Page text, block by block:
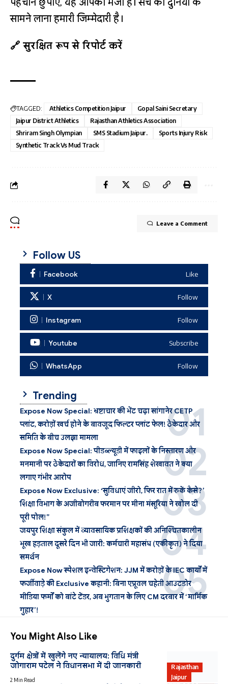
सामने लाना हमारी जिम्मेदारी है।
🔗 सुरक्षित रूप से रिपोर्ट करें
TAGGED: Athletics Competition Jaipur
Gopal Saini Secretary
Jaipur District Athletics
Rajasthan Athletics Association
Shriram Singh Olympian
SMS Stadium Jaipur.
Sports Injury Risk
Synthetic Track Vs Mud Track
Leave a Comment
Follow US
Facebook Like
X Follow
Instagram Follow
Youtube Subscribe
WhatsApp Follow
Trending
Expose Now Special: भ्रष्टाचार की भेंट चढ़ा सांगानेर CETP
प्लांट, करोड़ों खर्च होने के बावजूद फिल्टर प्लांट फेल! ठेकेदार और
समिति के बीच उलझा मामला
Expose Now Special: पीडब्ल्यूडी में फाइलों के निस्तारण और
मनमानी पर ठेकेदारों का विरोध, जानिए रामसिंह शेखावत ने क्या
लगाए गंभीर आरोप
Expose Now Exclusive: ‘सुविधाएं जीरो, फिर रात में रुकें कैसे?’
शिक्षा विभाग के अजीबोगरीब फरमान पर मीना मंसूरिया ने खोल दी
पूरी पोल!”
जयपुर शिक्षा संकुल में व्यावसायिक प्रशिक्षकों की अनिश्चितकालीन
भूख हड़ताल दूसरे दिन भी जारी: कर्मचारी महासंघ (एकीकृत) ने दिया
समर्थन
Expose Now स्पेशल इन्वेस्टिगेशन: JJM में करोड़ों के IEC कार्यों में
फर्जीवाड़े की Exclusive कहानी: बिना एप्रूवल चहेती आउटडोर
मीडिया फर्मों को बांटे टेंडर, अब भुगतान के लिए CM दरबार में ‘मार्मिक
गुहार’!
You Might Also Like
Rajasthan
Jaipur
दुर्गम क्षेत्रों में खुलेंगे नए न्यायालय: विधि मंत्री
जोगाराम पटेल ने विधानसभा में दी जानकारी
2 Min Read